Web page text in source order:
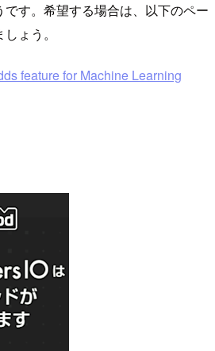
です。希望する場合は、以下のペー
ょう。
feature for Machine Learning